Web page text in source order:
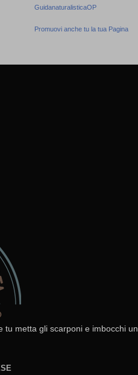
GuidanaturalisticaOP
Promuovi anche tu la tua Pagina
tu metta gli scarponi e imbocchi un